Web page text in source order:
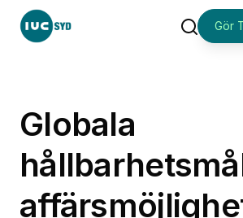
SökGör
Globala